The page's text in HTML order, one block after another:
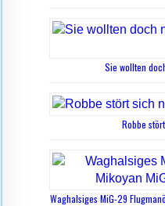
Sie wollten
Robbe
Waghalsiges MiG-29